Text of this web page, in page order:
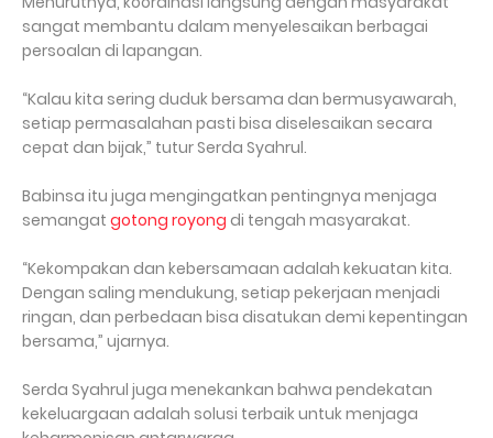
sangat membantu dalam menyelesaikan berbagai
persoalan di lapangan.
“Kalau kita sering duduk bersama dan bermusyawarah,
setiap permasalahan pasti bisa diselesaikan secara
cepat dan bijak,” tutur Serda Syahrul.
Babinsa itu juga mengingatkan pentingnya menjaga
semangat gotong royong di tengah masyarakat.
“Kekompakan dan kebersamaan adalah kekuatan kita.
Dengan saling mendukung, setiap pekerjaan menjadi
ringan, dan perbedaan bisa disatukan demi kepentingan
bersama,” ujarnya.
Serda Syahrul juga menekankan bahwa pendekatan
kekeluargaan adalah solusi terbaik untuk menjaga